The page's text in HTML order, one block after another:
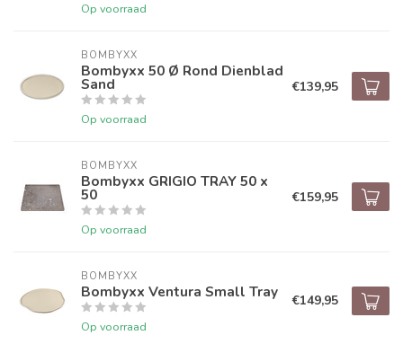
Op voorraad
BOMBYXX
Bombyxx 50 Ø Rond Dienblad
Sand
Op voorraad
€139,95
BOMBYXX
Bombyxx GRIGIO TRAY 50 x
50
Op voorraad
€159,95
BOMBYXX
Bombyxx Ventura Small Tray
Op voorraad
€149,95